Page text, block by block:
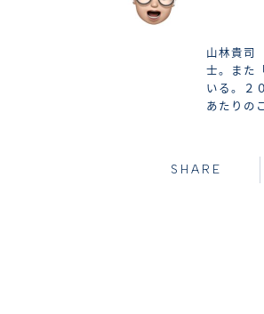
山林貴司
士。また
いる。２
あたりの
SHARE